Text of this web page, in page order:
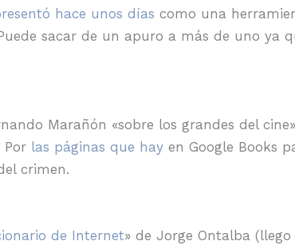
hace unos días como una
sacar de un apuro a más de uno ya
Marañón «sobre los grandes del
Por las páginas que hayen Google Books
crimen.
de Internet» de Jorge Ontalba (llego